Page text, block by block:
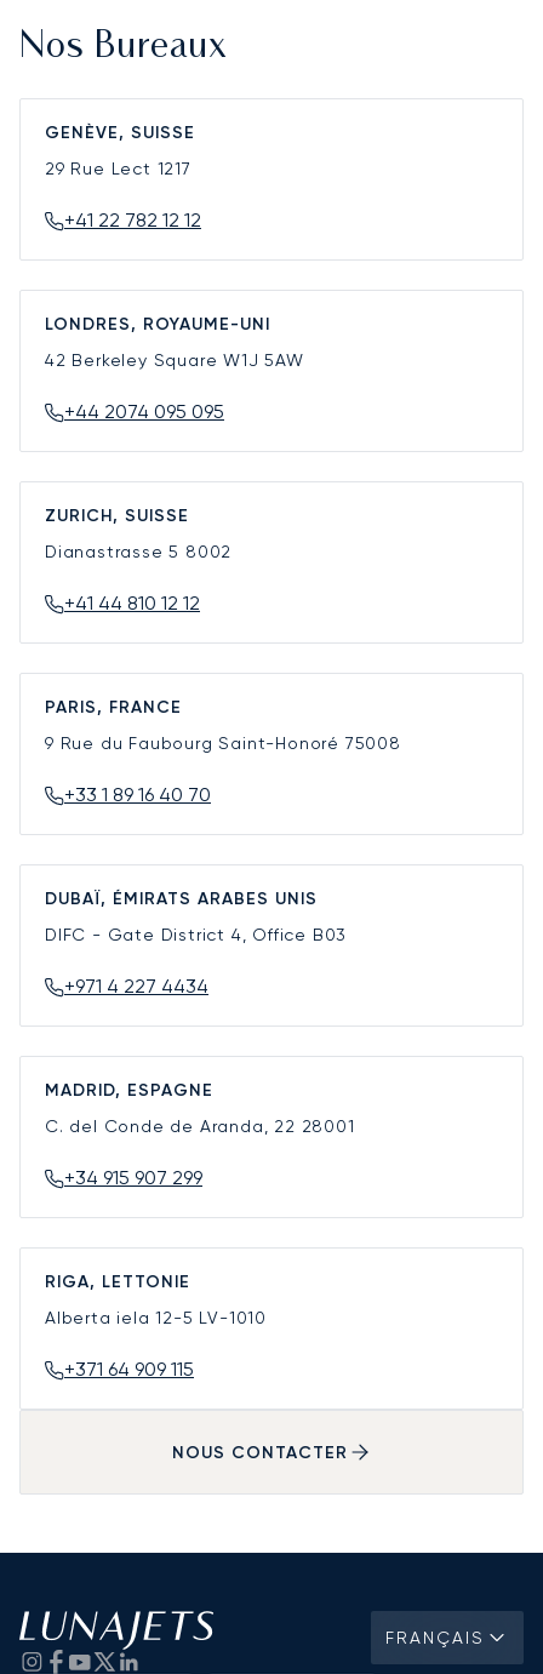
Nos Bureaux
GENÈVE, SUISSE
29 Rue Lect 1217
+41 22 782 12 12
LONDRES, ROYAUME-UNI
42 Berkeley SquareW1J 5AW
+44 2074 095 095
ZURICH, SUISSE
Dianastrasse 5 8002
+41 44 810 12 12
PARIS, FRANCE
9 Rue du Faubourg Saint-Honoré 75008
+33 1 89 16 40 70
DUBAÏ, ÉMIRATS ARABES UNIS
DIFC - Gate District 4, Office B03
+971 4 227 4434
MADRID, ESPAGNE
C. del Conde de Aranda, 22 28001
+34 915 907 299
RIGA, LETTONIE
Alberta iela 12-5 LV-1010
+371 64 909 115
NOUS CONTACTER
FRANÇAIS